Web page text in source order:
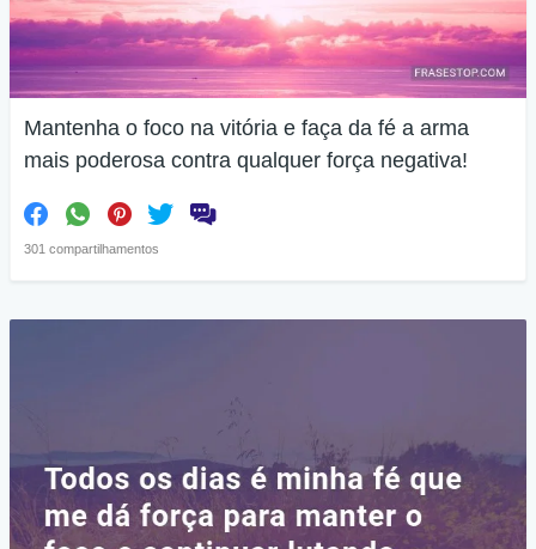
Mantenha o foco na vitória e faça da fé a arma
mais poderosa contra qualquer força negativa!
301 compartilhamentos